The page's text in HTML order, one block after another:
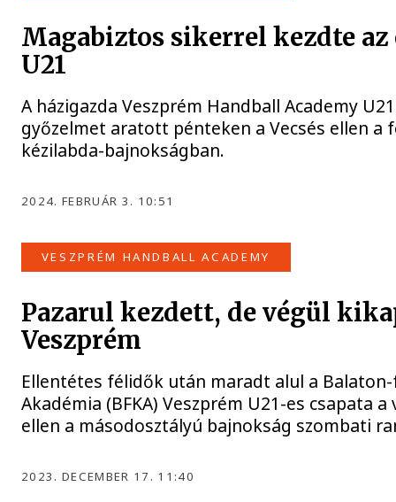
Magabiztos sikerrel kezdte az
U21
A házigazda Veszprém Handball Academy
győzelmet aratott pénteken a Vecsés ellen a
kézilabda-bajnokságban.
2024. FEBRUÁR 3. 10:51
VESZPRÉM HANDBALL ACADEMY
Pazarul kezdett, de végül
Veszprém
Ellentétes félidők után maradt alul a
Akadémia (BFKA) Veszprém U21-es csapata
ellen a másodosztályú bajnokság szombati
2023. DECEMBER 17. 11:40